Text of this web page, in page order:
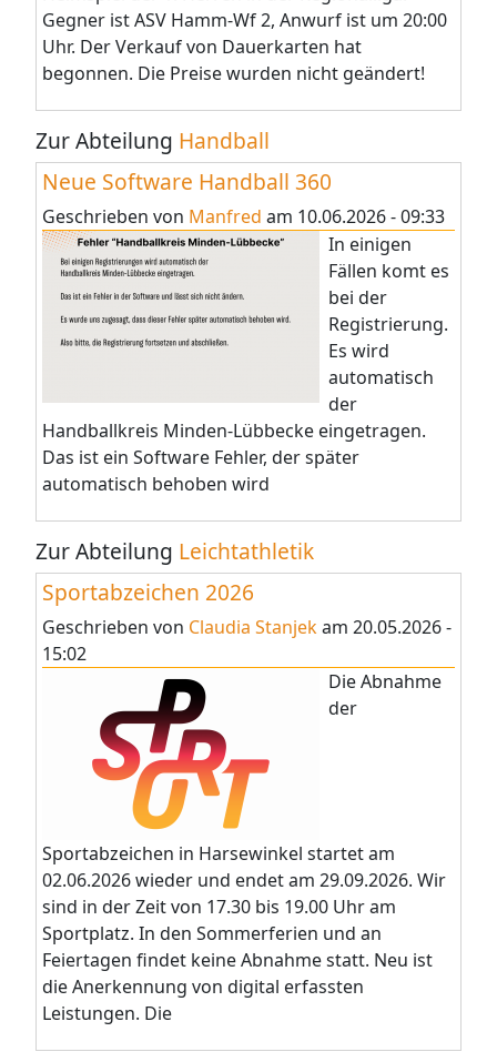
Gegner ist ASV Hamm-Wf 2, Anwurf ist um 20:00
Uhr. Der Verkauf von Dauerkarten hat
begonnen. Die Preise wurden nicht geändert!
Zur Abteilung Handball
Neue Software Handball 360
Geschrieben von Manfred am 10.06.2026 - 09:33
In einigen
Fällen komt es
bei der
Registrierung.
Es wird
automatisch
der
Handballkreis Minden-Lübbecke eingetragen.
Das ist ein Software Fehler, der später
automatisch behoben wird
Zur Abteilung Leichtathletik
Sportabzeichen 2026
Geschrieben von Claudia Stanjekam 20.05.2026 -
15:02
Die Abnahme
der
Sportabzeichen in Harsewinkel startet am
02.06.2026 wieder und endet am 29.09.2026. Wir
sind in der Zeit von 17.30 bis 19.00 Uhr am
Sportplatz. In den Sommerferien und an
Feiertagen findet keine Abnahme statt. Neu ist
die Anerkennung von digital erfassten
Leistungen. Die